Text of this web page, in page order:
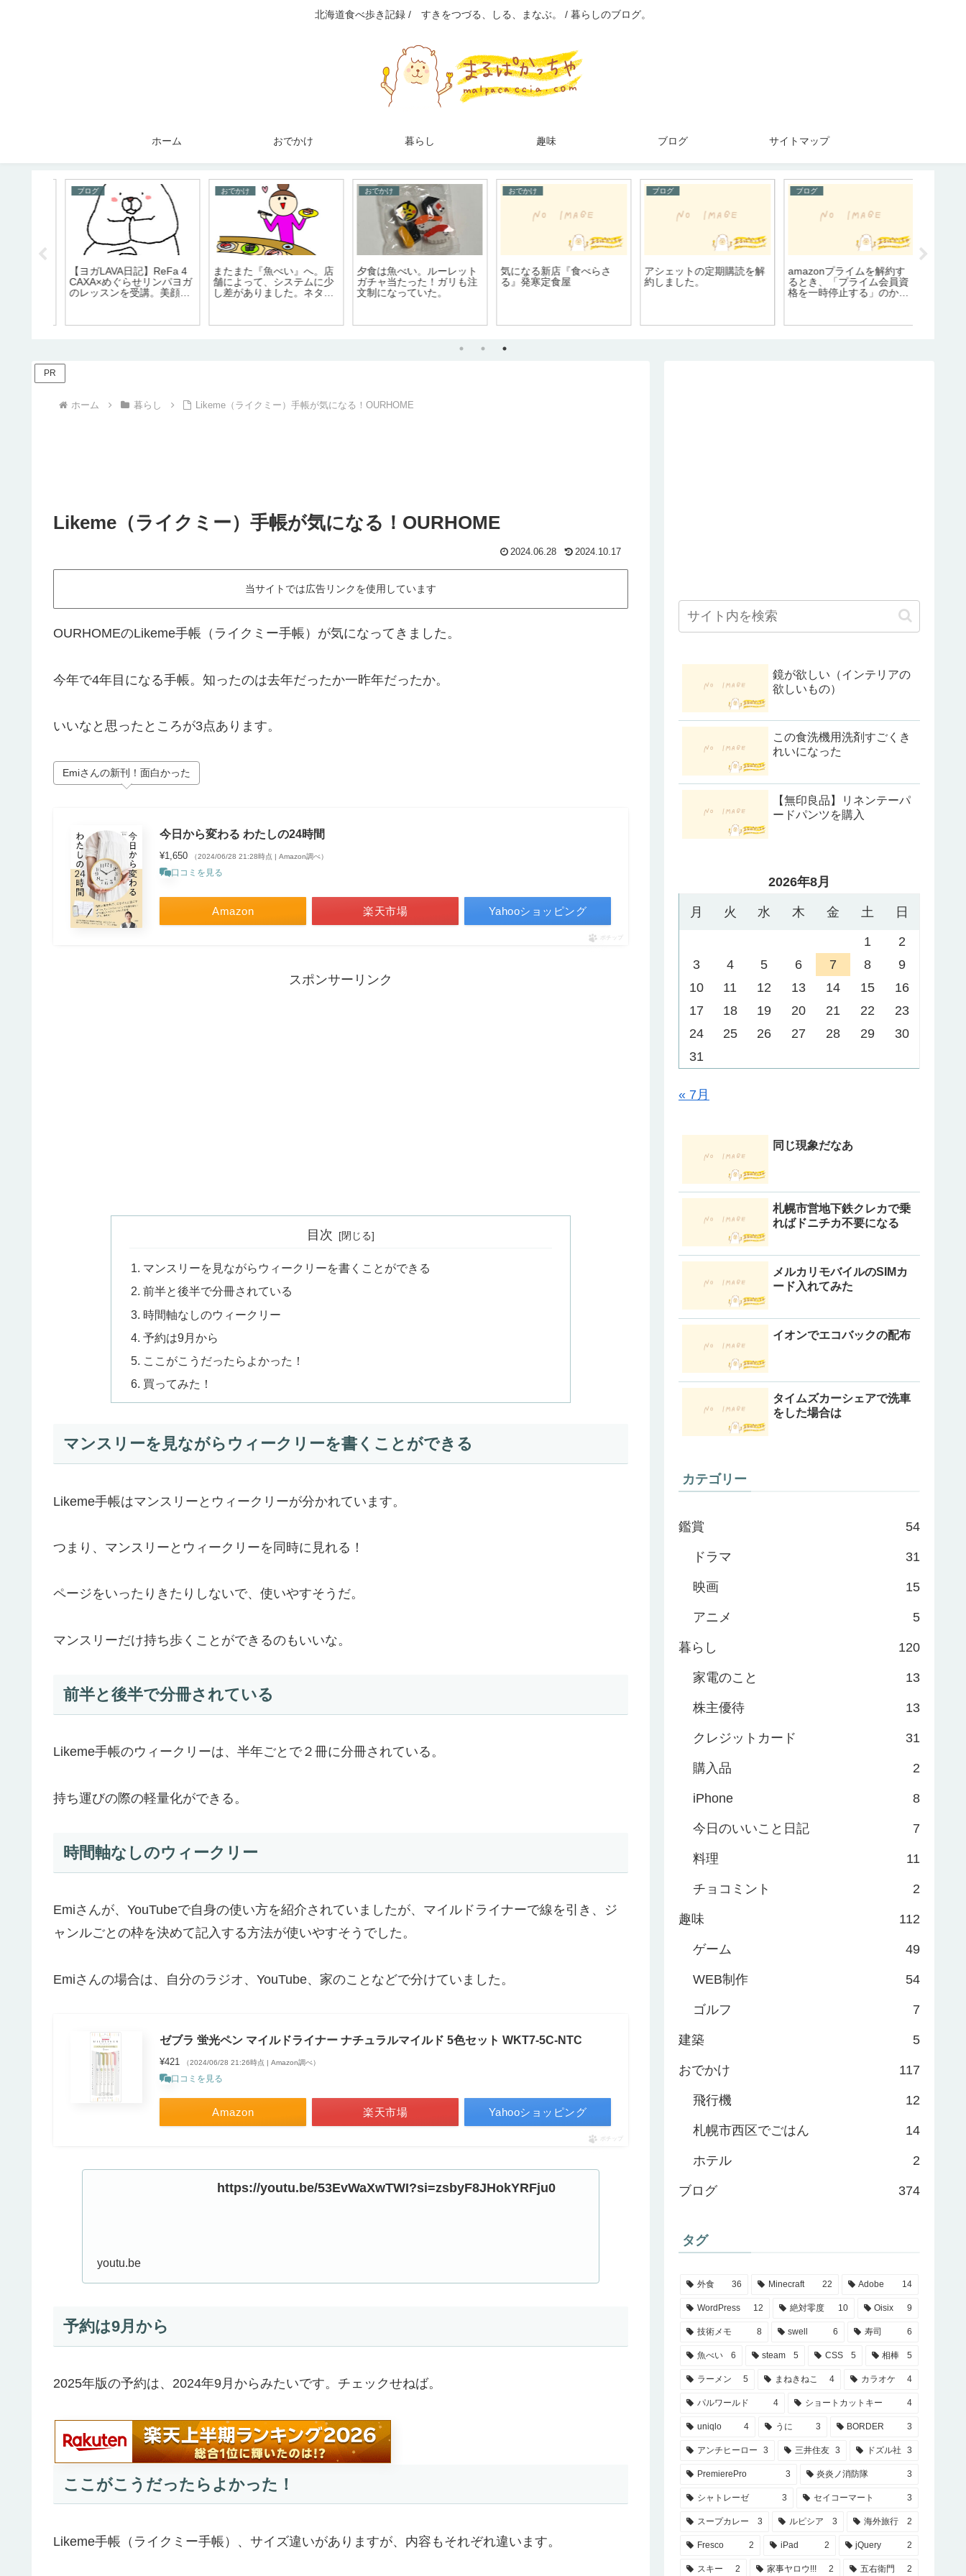
北海道食べ歩き記録 / すきをつづる、しる、まなぶ。 / 暮らしのブログ。
ホーム おでかけ 暮らし 趣味 ブログ サイトマップ
ブログ
【ヨガLAVA日記】ReFa 4
CAXA×めぐらせリンパヨガ
のレッスンを受講。美顔ロ
おでかけ
またまた『魚べい』へ。店
舗によって、システムに少
し差がありました。ネタの
おでかけ
夕食は魚べい。ルーレット
ガチャ当たった！ガリも注
文制になっていた。
おでかけ
気になる新店『食べらさ
る』発寒定食屋
ブログ
アシェットの定期購読を解
約しました。
ブログ
amazonプライムを解約す
るとき、「プライム会員資
格を一時停止する」のか「
PR
ホーム 暮らし Likeme（ライクミー）手帳が気になる！OURHOME
Likeme（ライクミー）手帳が気になる！OURHOME
2024.06.28 2024.10.17
当サイトでは広告リンクを使用しています
OURHOMEのLikeme手帳（ライクミー手帳）が気になってきました。
今年で4年目になる手帳。知ったのは去年だったか一昨年だったか。
いいなと思ったところが3点あります。
Emiさんの新刊！面白かった
今日から変わる わたしの24時間
¥1,650 （2024/06/28 21:28時点 | Amazon調べ）
口コミを見る
Amazon 楽天市場 Yahooショッピング
ポチップ
スポンサーリンク
目次
マンスリーを見ながらウィークリーを書くことができる
前半と後半で分冊されている
時間軸なしのウィークリー
予約は9月から
ここがこうだったらよかった！
買ってみた！
マンスリーを見ながらウィークリーを書くことができる
Likeme手帳はマンスリーとウィークリーが分かれています。
つまり、マンスリーとウィークリーを同時に見れる！
ページをいったりきたりしないで、使いやすそうだ。
マンスリーだけ持ち歩くことができるのもいいな。
前半と後半で分冊されている
Likeme手帳のウィークリーは、半年ごとで２冊に分冊されている。
持ち運びの際の軽量化ができる。
時間軸なしのウィークリー
Emiさんが、YouTubeで自身の使い方を紹介されていましたが、マイルドライナーで線を引き、ジ
ャンルごとの枠を決めて記入する方法が使いやすそうでした。
Emiさんの場合は、自分のラジオ、YouTube、家のことなどで分けていました。
ゼブラ 蛍光ペン マイルドライナー ナチュラルマイルド 5色セット WKT7-5C-NTC
¥421 （2024/06/28 21:26時点 | Amazon調べ）
口コミを見る
Amazon 楽天市場 Yahooショッピング
ポチップ
https://youtu.be/53EvWaXwTWI?si=zsbyF8JHokYRFju0
youtu.be
予約は9月から
2025年版の予約は、2024年9月からみたいです。チェックせねば。
ここがこうだったらよかった！
Likeme手帳（ライクミー手帳）、サイズ違いがありますが、内容もそれぞれ違います。
鏡が欲しい（インテリアの
欲しいもの）
この食洗機用洗剤すごくき
れいになった
【無印良品】リネンテーパ
ードパンツを購入
2026年8月
月 火 水 木 金 土 日
1
2
3
4 5 6 7 8
9
10
11 12 13 14 15
16
17
18 19 20 21 22
23
24
25 26 27 28 29
30
31
« 7月
同じ現象だなあ
札幌市営地下鉄クレカで乗
ればドニチカ不要になる
メルカリモバイルのSIMカ
ード入れてみた
イオンでエコバックの配布
タイムズカーシェアで洗車
をした場合は
カテゴリー
鑑賞 54
ドラマ 31
映画 15
アニメ 5
暮らし 120
家電のこと 13
株主優待 13
クレジットカード 31
購入品 2
iPhone 8
今日のいいこと日記 7
料理 11
チョコミント 2
趣味 112
ゲーム 49
WEB制作 54
ゴルフ 7
建築 5
おでかけ 117
飛行機 12
札幌市西区でごはん 14
ホテル 2
ブログ 374
タグ
外食 36 Minecraft 22 Adobe 14
WordPress 12 絶対零度 10 Oisix 9
技術メモ 8 swell 6 寿司 6
魚べい 6 steam 5 CSS 5 相棒 5
ラーメン 5 まねきねこ 4 カラオケ 4
パルワールド 4 ショートカットキー 4
uniqlo 4 うに 3 BORDER 3
アンチヒーロー 3 三井住友 3 ドズル社 3
PremierePro 3 炎炎ノ消防隊 3
シャトレーゼ 3 セイコーマート 3
スープカレー 3 ルピシア 3 海外旅行 2
Fresco 2 iPad 2 jQuery 2
スキー 2 家事ヤロウ!!! 2 五右衛門 2